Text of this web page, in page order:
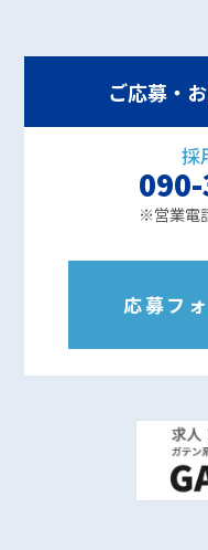
ご応募・
採
※営業電
応募フ